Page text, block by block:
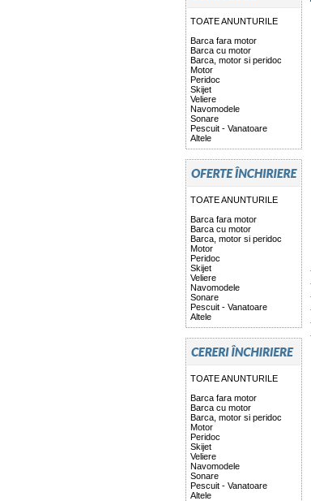
TOATE ANUNTURILE
Barca fara motor
Barca cu motor
Barca, motor si peridoc
Motor
Peridoc
Skijet
Veliere
Navomodele
Sonare
Pescuit - Vanatoare
Altele
TOATE ANUNTURILE
Barca fara motor
Barca cu motor
Barca, motor si peridoc
Motor
Peridoc
Skijet
Veliere
Navomodele
Sonare
Pescuit - Vanatoare
Altele
TOATE ANUNTURILE
Barca fara motor
Barca cu motor
Barca, motor si peridoc
Motor
Peridoc
Skijet
Veliere
Navomodele
Sonare
Pescuit - Vanatoare
Altele